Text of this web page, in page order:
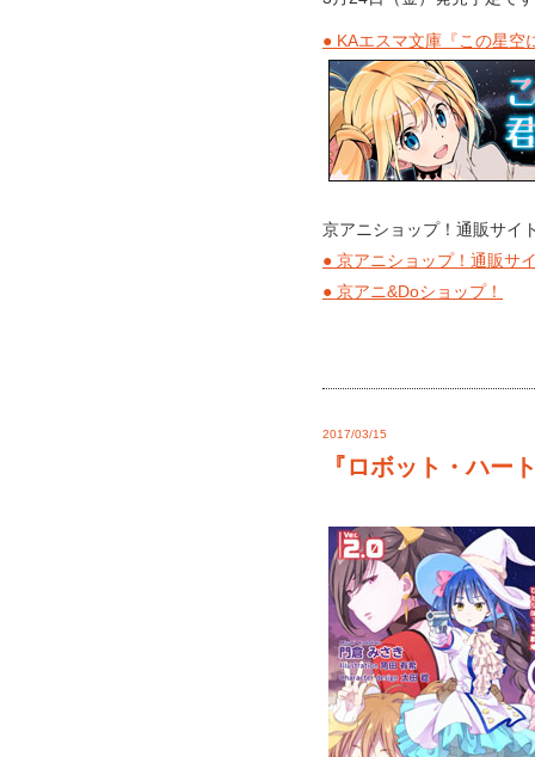
● KAエスマ文庫『この星空
京アニショップ！通販サイ
● 京アニショップ！通販サ
● 京アニ&Doショップ！
2017/03/15
『ロボット・ハー